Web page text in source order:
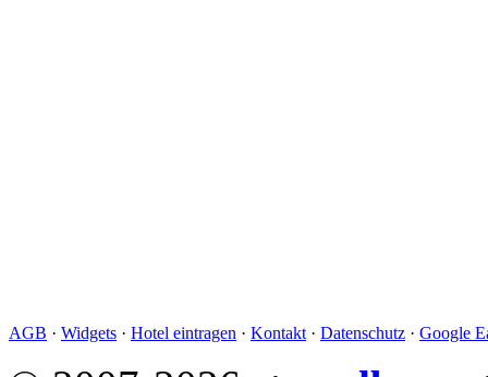
AGB · Widgets · Hotel eintragen · Kontakt · Datenschutz · Google